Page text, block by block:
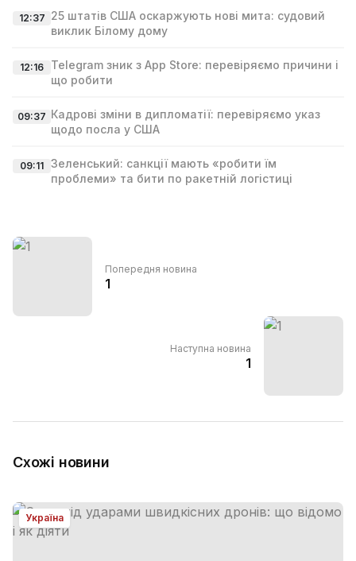
12:37 25 штатів США оскаржують нові мита: судовий
виклик Білому дому
12:16
Telegram зник з App Store: перевіряємо причини і
що робити
09:37 Кадрові зміни в дипломатії: перевіряємо указ
щодо посла у США
09:11 Зеленський: санкції мають «робити їм
проблеми» та бити по ракетній логістиці
Попередня новина
1
Наступна новина
1
Схожі новини
Україна